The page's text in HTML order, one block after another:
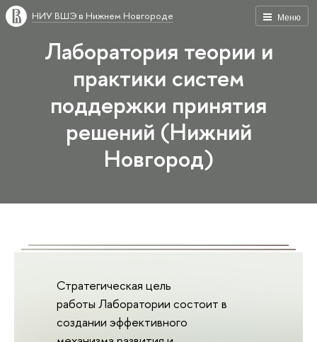
Меню
НИУ ВШЭ в Нижнем Новгороде
Лаборатория теории и
практики систем
поддержки принятия
решений (Нижний
Новгород)
Стратегическая цель
работы Лаборатории состоит в
создании эффективного